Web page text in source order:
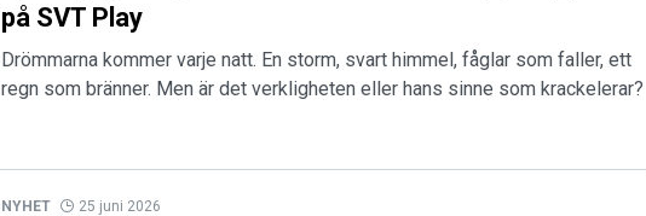
på SVT Play
Drömmarna kommer varje natt. En storm, svart himmel, fåglar som faller, ett
regn som bränner. Men är det verkligheten eller hans sinne som krackelerar?
NYHET 25 juni 2026